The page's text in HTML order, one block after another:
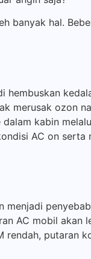
banyak hal.
hembuskan
merusak ozon
kabin
AC on serta
AC mobil akan
putaran